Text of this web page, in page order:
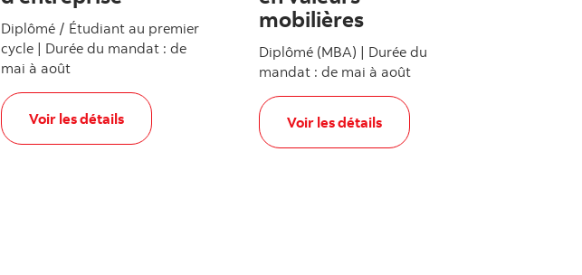
Diplômé / Étudiant au premier
cycle | Durée du mandat : de
mai à août
Voir les détails
, Stage en banque d'entreprise
mobilières
Diplômé (MBA) | Durée du
mandat : de mai à août
Voir les détails
, Stage de recherche en valeurs mobilières